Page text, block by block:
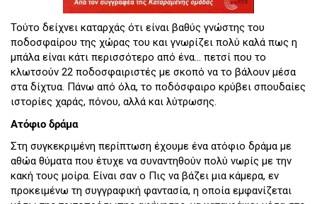
Τούτο δείχνει καταρχάς ότι είναι βαθύς γνώστης του
ποδοσφαίρου της χώρας του και γνωρίζει πολύ καλά πως η
μπάλα είναι κάτι περισσότερο από ένα… πετσί που το
κλωτσούν 22 ποδοσφαιριστές με σκοπό να το βάλουν μέσα
στα δίχτυα. Πάνω από όλα, το ποδόσφαιρο κρύβει σπουδαίες
ιστορίες χαράς, πόνου, αλλά και λύτρωσης.
Ατόφιο δράμα
Στη συγκεκριμένη περίπτωση έχουμε ένα ατόφιο δράμα με
αθώα θύματα που έτυχε να συναντηθούν πολύ νωρίς με την
κακή τους μοίρα. Είναι σαν ο Πις να βάζει μια κάμερα, εν
προκειμένω τη συγγραφική φαντασία, η οποία εμφανίζεται